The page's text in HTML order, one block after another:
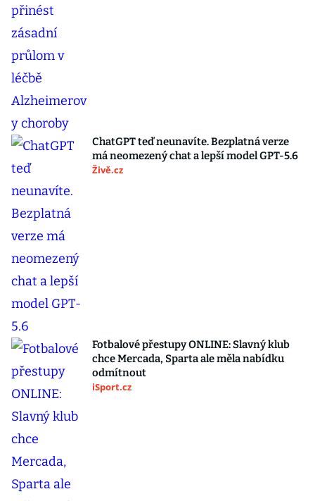
ChatGPT teď neunavíte. Bezplatná verze
má neomezený chat a lepší model GPT-5.6
Živě.cz
Fotbalové přestupy ONLINE: Slavný klub
chce Mercada, Sparta ale měla nabídku
odmítnout
iSport.cz